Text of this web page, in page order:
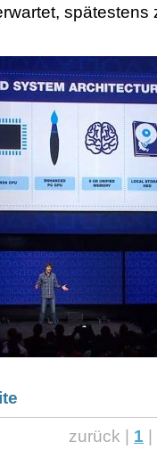
spätestens
zurück | 1